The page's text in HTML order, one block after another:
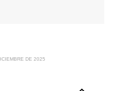
DE 2025